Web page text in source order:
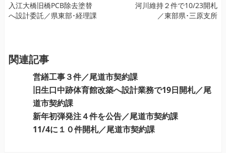
投
稿
ゲ
ー
入江大橋旧橋PCB除去塗替
へ設計委託／県東部･経理課
河川維持２件で10/23開札
／東部県･三原支所
関連記事
営繕工事３件／尾道市契約課
旧生口中跡体育館改築へ設計業務で19日開札／尾
道市契約課
新年初弾発注４件を公告／尾道市契約課
11/4に１０件開札／尾道市契約課